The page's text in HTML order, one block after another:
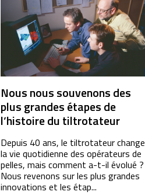
Nous nous souvenons des
plus grandes étapes de
l’histoire du tiltrotateur
Depuis 40 ans, le tiltrotateur change
la vie quotidienne des opérateurs de
pelles, mais comment a-t-il évolué ?
Nous revenons sur les plus grandes
innovations et les étap...